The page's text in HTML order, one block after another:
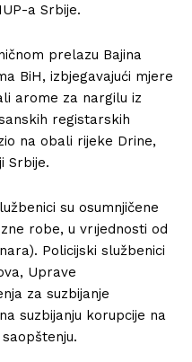
a Srbije.
prelazu Bajina
BiH, izbjegavajući mjere
arome za nargilu iz
registarskih
na obali rijeke Drine,
Srbije.
su osumnjičene
robe, u vrıjednosti od
Policijski službenici
Uprave
za suzbijanje
suzbijanju korupcije na